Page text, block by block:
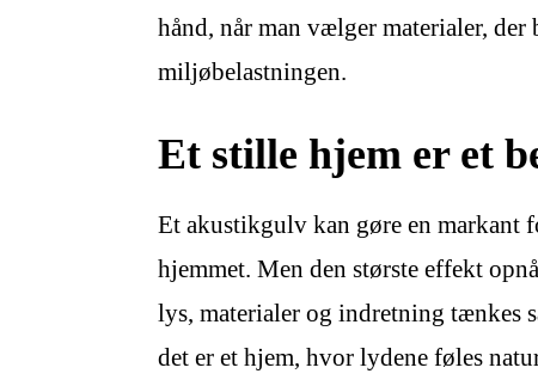
hånd, når man vælger materialer,
miljøbelastningen.
Et stille hjem er et
Et akustikgulv kan gøre en markant
hjemmet. Men den største effekt
lys, materialer og indretning tænkes
det er et hjem, hvor lydene føles